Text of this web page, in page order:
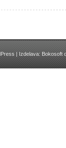
| Izdelava:Bokosoft